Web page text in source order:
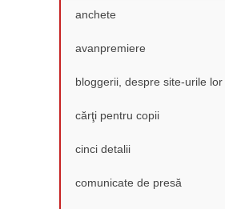
anchete
avanpremiere
bloggerii, despre site-urile lor
cărţi pentru copii
cinci detalii
comunicate de presă